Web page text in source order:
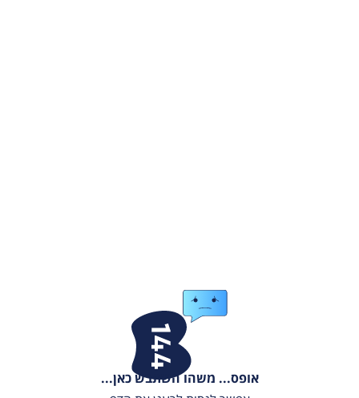
אופס... משהו השתבש כאן...